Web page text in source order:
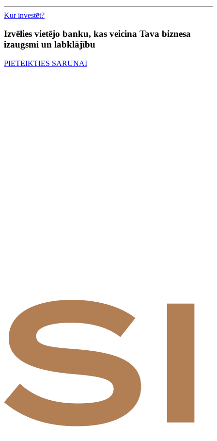
Kur investēt?
Izvēlies vietējo banku, kas veicina Tava biznesa
izaugsmi un labklājību
PIETEIKTIES SARUNAI